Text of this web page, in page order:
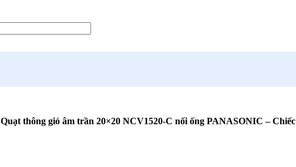
Quạt thông gió âm trần 20×20 NCV1520-C nối ống PANASONIC – Chiếc